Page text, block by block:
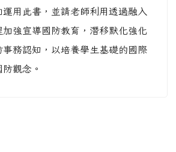
運用此書，並請老師利用透過融入
加強宣導國防教育，潛移默化強化
事務認知，以培養學生基礎的國際
觀念。